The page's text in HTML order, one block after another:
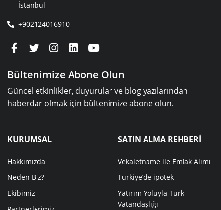
İstanbul
+902124016910
Bültenimize Abone Olun
Güncel etkinlikler, duyurular ve blog yazılarından
haberdar olmak için bültenimize abone olun.
KURUMSAL
Hakkımızda
Neden Biz?
Ekibimiz
SATIN ALMA REHBERİ
Vekaletname ile Emlak Alımı
Türkiye’de ipotek
Yatırım Yoluyla Türk
Vatandaşlığı